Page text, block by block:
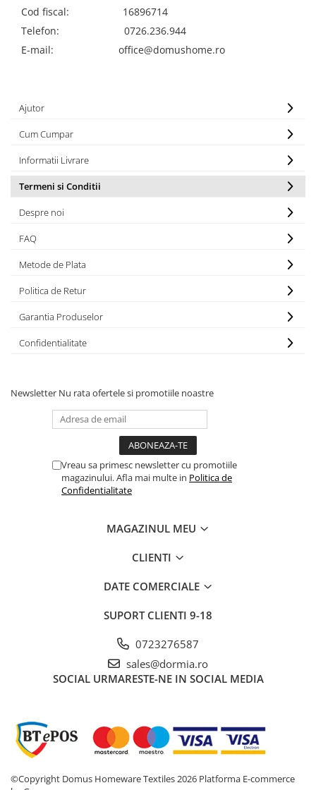
Cod fiscal: 16896714
Telefon: 0726.236.944
E-mail: office@domushome.ro
Ajutor
Cum Cumpar
Informatii Livrare
Termeni si Conditii
Despre noi
FAQ
Metode de Plata
Politica de Retur
Garantia Produselor
Confidentialitate
Newsletter Nu rata ofertele si promotiile noastre
Vreau sa primesc newsletter cu promotiile
magazinului. Afla mai multe in Politica de
Confidentialitate
MAGAZINUL MEU
CLIENTI
DATE COMERCIALE
SUPORT CLIENTI 9-18
0723276587
sales@dormia.ro
SOCIAL URMARESTE-NE IN SOCIAL MEDIA
©Copyright Domus Homeware Textiles 2026 Platforma E-commerce